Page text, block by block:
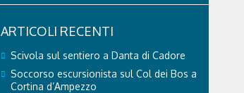
ARTICOLI RECENTI
Scivola sul sentiero a Danta di Cadore
Soccorso escursionista sul Col dei Bos a
Cortina d’Ampezzo